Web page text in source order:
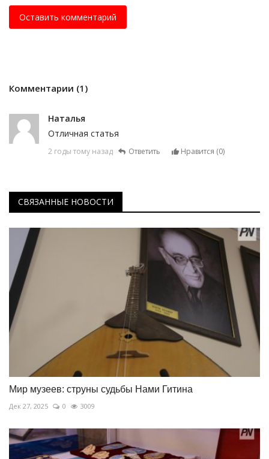
Оставить комментарий
Комментарии (1)
Наталья
Отличная статья
2 годы тому назад Ответить Нравится (0)
СВЯЗАННЫЕ НОВОСТИ
Мир музеев: струны судьбы Нами Гитина
Дек 27, 2025 0 3009